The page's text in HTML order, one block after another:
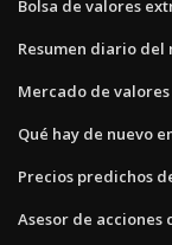
Bolsa de valores
Resumen diario
Mercado de
Qué hay de nuevo
Precios predichos
Asesor de